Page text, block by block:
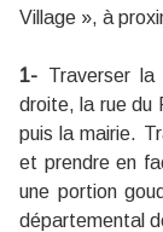
Village », à
1- Traverser
droite, la rue du
puis la mairie.
et prendre en
une portion
départemental